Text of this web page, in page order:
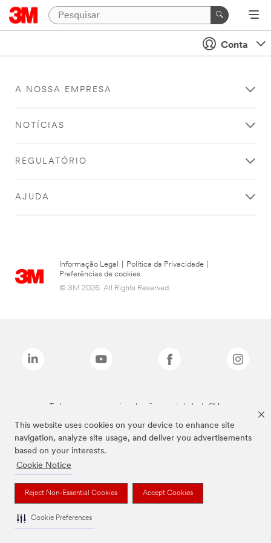
This website uses cookies on your device to enhance site
navigation, analyze site usage, and deliver you advertisements
based on your interests.
Cookie Notice
Reject Non-Essential Cookies Accept Cookies
Cookie Preferences
Conta
A NOSSA EMPRESA
NOTÍCIAS
REGULATÓRIO
AJUDA
Informação Legal Política da Privacidade
Preferências de cookies
© 3M 2026. All Rights Reserved.
Todas as marcas mencionadas são propriedade da 3M.